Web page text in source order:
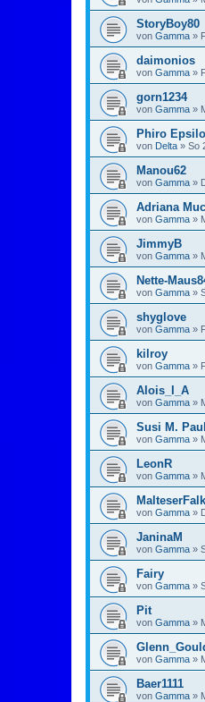
StoryBoy80
von Gamma »
daimonios
von Gamma »
gorn1234
von Gamma »
Phiro
von Delta » So
Manou62
von Gamma »
Adriana
von Gamma »
JimmyB
von Gamma »
Nette-
von Gamma »
shyglove
von Gamma »
kilroy
von Gamma »
Alois_I_A
von Gamma »
Susi M. Paul
von Gamma »
LeonR
von Gamma »
von Gamma »
JaninaM
von Gamma »
Fairy
von Gamma »
Pit
von Gamma »
von Gamma »
Baer1111
von Gamma »